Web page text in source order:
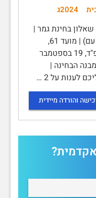
2024ג
בחינת גמר |
הקורס: 10664 – ג'נוסייד (רצח עם) | מועד 61,
סמסטר 2024ג | ט"ז באלול תשפ"ד, 19 בספטמבר
3 שעות | מבנה הבחינה |
לענות על 2 …
והורדה מיידית